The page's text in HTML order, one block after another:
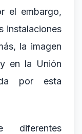
el embargo,
instalaciones
la imagen
en la Unión
por esta
diferentes